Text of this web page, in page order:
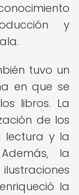
y
tuvo un
en que se
libros. La
de los
lectura y la
la
la